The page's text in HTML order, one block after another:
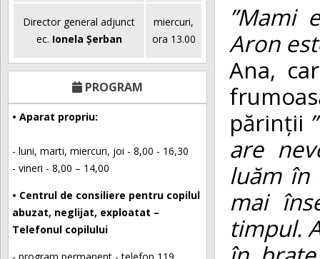
Director general adjunct
ec. Ionela Șerban
miercuri,
ora 13.00
PROGRAM
• Aparat propriu:
- luni, marti, miercuri, joi - 8,00 - 16,30
- vineri - 8,00 – 14,00
• Centrul de consiliere pentru copilul
abuzat, neglijat, exploatat –
Telefonul copilului
”Mami
Aron
Ana,
părinții
are
luăm în
mai
timpul.